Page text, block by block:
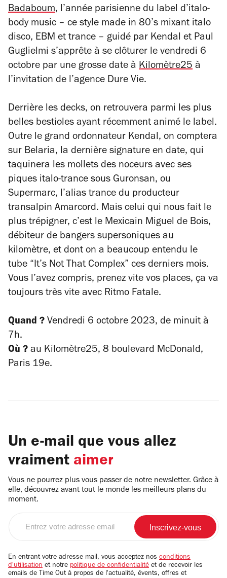
Badaboum, l’année parisienne du label d’italo-
body music – ce style made in 80’s mixant italo
disco, EBM et trance – guidé par Kendal et Paul
Guglielmi s’apprête à se clôturer le vendredi 6
octobre par une grosse date à Kilomètre25 à
l’invitation de l’agence Dure Vie.
Derrière les decks, on retrouvera parmi les plus
belles bestioles ayant récemment animé le label.
Outre le grand ordonnateur Kendal, on comptera
sur Belaria, la dernière signature en date, qui
taquinera les mollets des noceurs avec ses
piques italo-trance sous Guronsan, ou
Supermarc, l’alias trance du producteur
transalpin Amarcord. Mais celui qui nous fait le
plus trépigner, c’est le Mexicain Miguel de Bois,
débiteur de bangers supersoniques au
kilomètre, et dont on a beaucoup entendu le
tube “It’s Not That Complex” ces derniers mois.
Vous l’avez compris, prenez vite vos places, ça va
toujours très vite avec Ritmo Fatale.
Quand ? Vendredi 6 octobre 2023, de minuit à
7h.
Où ? au Kilomètre25, 8 boulevard McDonald,
Paris 19e.
Un e-mail que vous allez
vraiment aimer
Vous ne pourrez plus vous passer de notre newsletter. Grâce à
elle, découvrez avant tout le monde les meilleurs plans du
moment.
email
En entrant votre adresse mail, vous acceptez nos conditions
d'utilisation et notre politique de confidentialité et de recevoir les
emails de Time Out à propos de l'actualité, évents, offres et